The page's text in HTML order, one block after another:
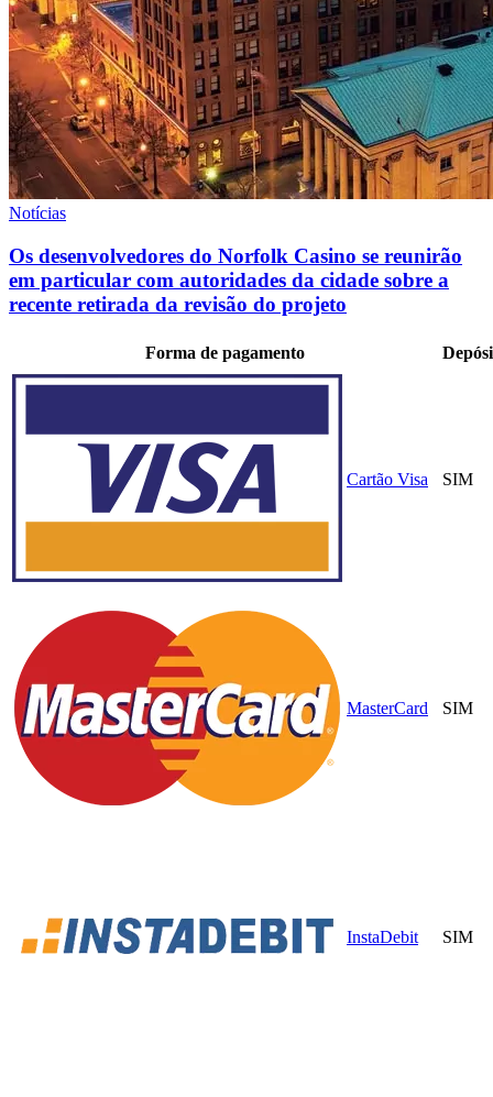
Notícias
Os desenvolvedores do Norfolk Casino se reunirão
em particular com autoridades da cidade sobre a
recente retirada da revisão do projeto
Forma de pagamento
Cartão Visa SIM
MasterCard SIM
InstaDebit SIM